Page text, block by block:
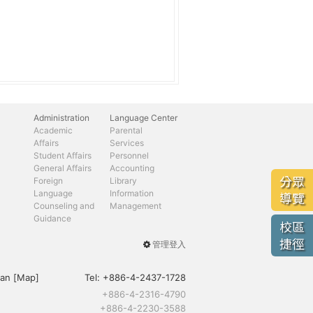
分眾
導覽
校區
捷徑
Administration
Academic
Affairs
Student Affairs
General Affairs
Foreign
Language
Counseling and
Guidance
Parental
Services
Personnel
Accounting
Library
Information
Management
Language Center
User
menu
管理登入
[Map] Tel: +886-4-2437-1728
+886-4-2316-4790
+886-4-2230-3588